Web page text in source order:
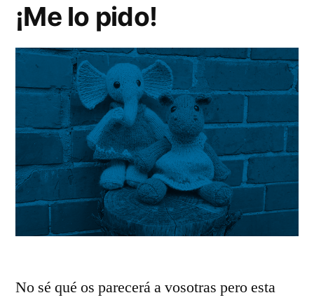
¡Me lo pido!
No sé qué os parecerá a vosotras pero esta